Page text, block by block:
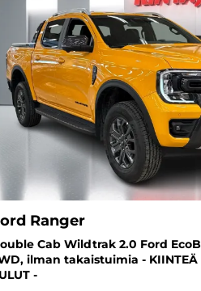
Ranger
Cab Wildtrak 2.0 Ford
ilman takaistuimia - KIINTEÄ
-